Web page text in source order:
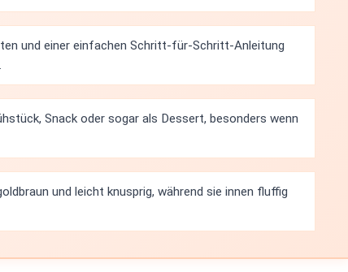
und einer einfachen Schritt-für-Schritt-Anleitung
Snack oder sogar als Dessert, besonders wenn
und leicht knusprig, während sie innen fluffig